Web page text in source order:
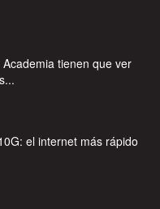
tienen que ver
el internet más rápido